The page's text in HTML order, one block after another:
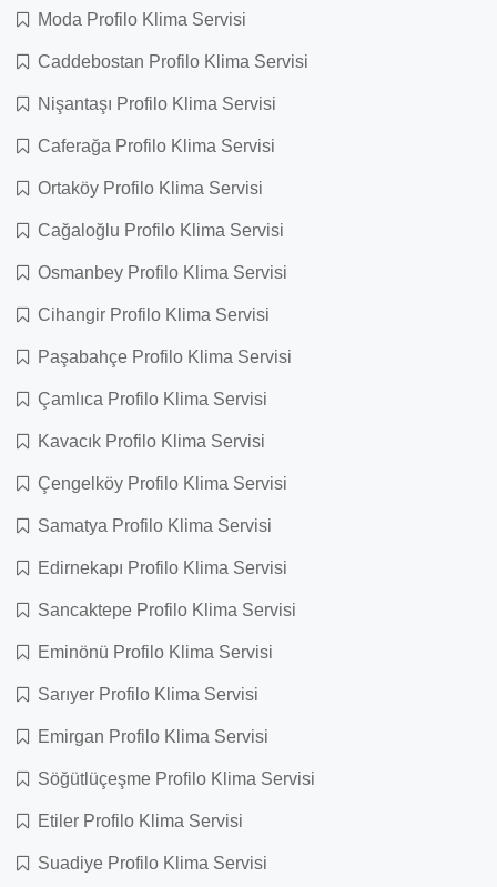
Moda Profilo Klima Servisi
Caddebostan Profilo Klima Servisi
Nişantaşı Profilo Klima Servisi
Caferağa Profilo Klima Servisi
Ortaköy Profilo Klima Servisi
Cağaloğlu Profilo Klima Servisi
Osmanbey Profilo Klima Servisi
Cihangir Profilo Klima Servisi
Paşabahçe Profilo Klima Servisi
Çamlıca Profilo Klima Servisi
Kavacık Profilo Klima Servisi
Çengelköy Profilo Klima Servisi
Samatya Profilo Klima Servisi
Edirnekapı Profilo Klima Servisi
Sancaktepe Profilo Klima Servisi
Eminönü Profilo Klima Servisi
Sarıyer Profilo Klima Servisi
Emirgan Profilo Klima Servisi
Söğütlüçeşme Profilo Klima Servisi
Etiler Profilo Klima Servisi
Suadiye Profilo Klima Servisi